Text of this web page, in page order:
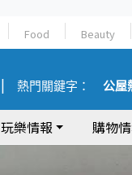
Food Beauty
熱門關鍵字： 公屋
玩樂情報 購物